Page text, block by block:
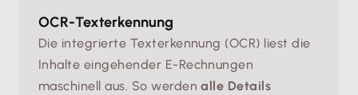
OCR-Texterkennung
Die integrierte Texterkennung (OCR) liest die
Inhalte eingehender E-Rechnungen
maschinell aus. So werdenalle Details